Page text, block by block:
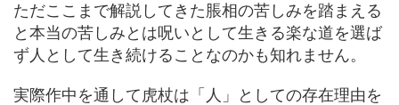
ただここまで解説してきた脹相の苦しみを踏まえる
と本当の苦しみとは呪いとして生きる楽な道を選ば
ず人として生き続けることなのかも知れません。
実際作中を通して虎杖は「人」としての存在理由を